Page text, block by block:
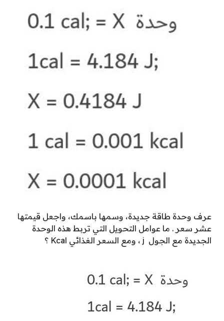
عرف وحدة طاقة جديدة، وسمها باسمك، واجعل قيمتها
عشر سعر . ما عوامل التحويل التي تربط هذه الوحدة
الجديدة مع الجول j ، ومع السعر الغذائي Kcal ؟